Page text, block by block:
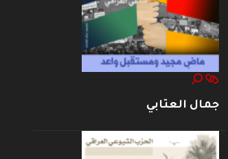
جمال العتابي